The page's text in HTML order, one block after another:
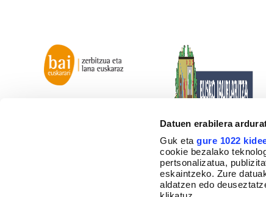
Datuen erabilera
Guk etagure 1022
cookie bezalako
pertsonalizatua,
eskaintzeko. Zure
aldatzen edo